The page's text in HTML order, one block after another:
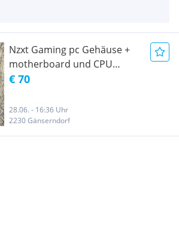
Nzxt Gaming pc Gehäuse +
motherboard und CPU
kühler
€ 70
28.06. - 16:36 Uhr
2230 Gänserndorf